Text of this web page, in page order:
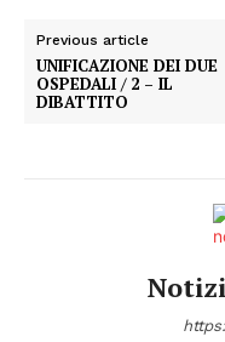
Previous article
UNIFICAZIONE DEI DUE
OSPEDALI / 2 – IL
DIBATTITO